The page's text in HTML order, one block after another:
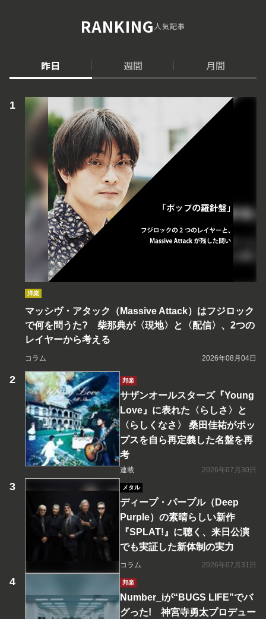
RANKING人気記事
昨日 週間 月間
洋楽
マッシヴ・アタック（Massive Attack）はフジロック
で何を問うた? 柴那典が〈現地〉と〈配信〉、2つの
レイヤーから考える
コラム 2026年08月04日
邦楽
サザンオールスターズ『Young
Love』に表れた〈らしさ〉と
〈らしくなさ〉 桑田佳祐がポッ
プスを自ら再定義した名盤を再
考
連載 2026年07月30日
メタル
ディープ・パープル（Deep
Purple）の素晴らしい新作
『SPLAT!』に聴く、来日公演
でも実証した新体制の実力
コラム 2026年07月31日
邦楽
Number_iが“BUGS LIFE”でバ
グった! 神宮寺勇太プロデュー